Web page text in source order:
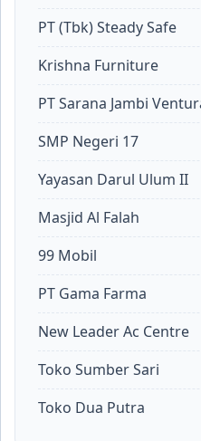
PT (Tbk) Steady Safe
Krishna Furniture
PT Sarana Jambi
SMP Negeri 17
Yayasan Darul Ulum II
Masjid Al Falah
99 Mobil
PT Gama Farma
New Leader Ac Centre
Toko Sumber Sari
Toko Dua Putra